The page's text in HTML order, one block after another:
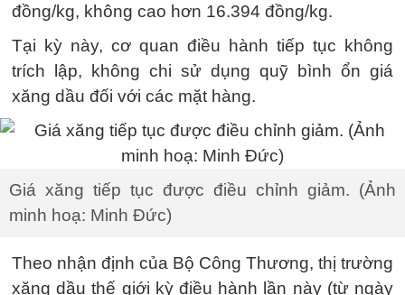
đồng/kg, không cao hơn 16.394 đồng/kg.
Tại kỳ này, cơ quan điều hành tiếp tục không
trích lập, không chi sử dụng quỹ bình ổn giá
xăng dầu đối với các mặt hàng.
Giá xăng tiếp tục được điều chỉnh giảm. (Ảnh
minh hoạ: Minh Đức)
Theo nhận định của Bộ Công Thương, thị trường
xăng dầu thế giới kỳ điều hành lần này (từ ngày